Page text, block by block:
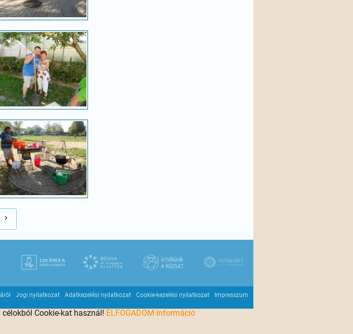
Jogi nyilatkozat Adatkezelési nyilatkozat Cookie-kezelési nyilatkozat Impresszum
Cookie-kat használ! ELFOGADOM Információ